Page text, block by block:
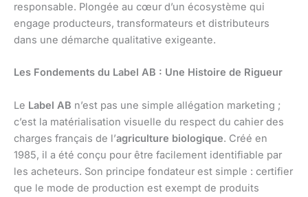
responsable. Plongée au cœur d’un écosystème qui
engage producteurs, transformateurs et distributeurs
dans une démarche qualitative exigeante.
Les Fondements du Label AB : Une Histoire de Rigueur
Le Label AB n’est pas une simple allégation marketing ;
c’est la matérialisation visuelle du respect du cahier des
charges français de l’agriculture biologique. Créé en
1985, il a été conçu pour être facilement identifiable par
les acheteurs. Son principe fondateur est simple : certifier
que le mode de production est exempt de produits